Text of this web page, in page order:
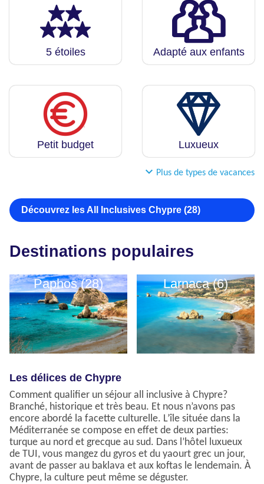
5 étoiles Adapté aux enfants
Petit budget Luxueux
Plus de types de vacances
Découvrez les All Inclusives Chypre (28)
Destinations populaires
Paphos (28) Larnaca (6)
Les délices de Chypre
Comment qualifier un séjour all inclusive à Chypre?
Branché, historique et très beau. Et nous n’avons pas
encore abordé la facette culturelle. L’île située dans la
Méditerranée se compose en effet de deux parties:
turque au nord et grecque au sud. Dans l’hôtel luxueux
de TUI, vous mangez du gyros et du yaourt grec un jour,
avant de passer au baklava et aux koftas le lendemain. À
Chypre, la culture peut même se déguster.